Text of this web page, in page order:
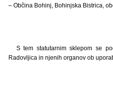
– Občina Bohinj, Bohinjska Bistrica,
S tem statutarnim sklepom se
Radovljica in njenih organov ob